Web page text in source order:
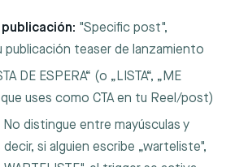
"Specific post",
publicación teaser de lanzamiento
DE ESPERA“ (o „LISTA“, „ME
que uses como CTA en tu Reel/post)
No distingue entre mayúsculas y
si alguien escribe „warteliste",